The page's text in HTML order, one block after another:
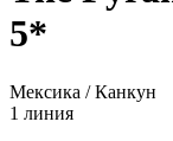
5*
Мексика / Канкун
1 линия